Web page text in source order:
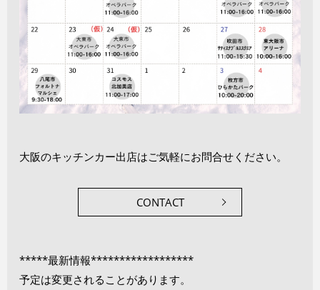
大阪のキッチンカー出店はご気軽にお問合せください。
CONTACT
*****最新情報******************
予定は変更されることがあります。